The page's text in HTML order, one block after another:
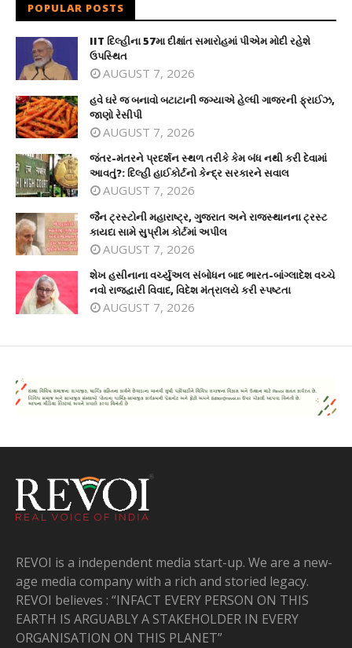
POPULAR POSTS
IIT દિલ્હીના 57મા દીક્ષાંત સમારોહમાં પીએમ મોદી રહેશે
ઉપસ્થિત
AUGUST 7, 2026
હવે ઘરે જ બનાવો બટાટાની જગ્યાએ હેલ્ધી ગાજરની ફ્રાઈઝ,
જાણો રેસીપી
AUGUST 7, 2026
જંતર-મંતરને પ્રદર્શન સ્થળ તરીકે કેમ બંધ નથી કરી દેવામાં
આવતું?: દિલ્હી હાઈકોર્ટનો કેન્દ્ર સરકારને સવાલ
AUGUST 7, 2026
જૈન ટ્રસ્ટોની મહારાષ્ટ્ર, ગુજરાત અને રાજસ્થાનના ટ્રસ્ટ
કાયદા સામે સુપ્રીમ કોર્ટમાં અપીલ
AUGUST 7, 2026
શેખ હસીનાના વર્ચ્યુઅલ સંબોધન બાદ ભારત-બાંગ્લાદેશ વચ્ચે
નવો રાજદ્વારી વિવાદ, વિદેશ મંત્રાલયે કરી સ્પષ્ટતા
AUGUST 7, 2026
REVOI is a independent media start-up. We are a new-
age media company with a rich and storied legacy.
REVOI believes : “INFACT EVERY PERSON ON THIS
EARTH IS ARGUABLY A STAKEHOLDER IN EVERY
ORGANISATION ON THIS PLANET”